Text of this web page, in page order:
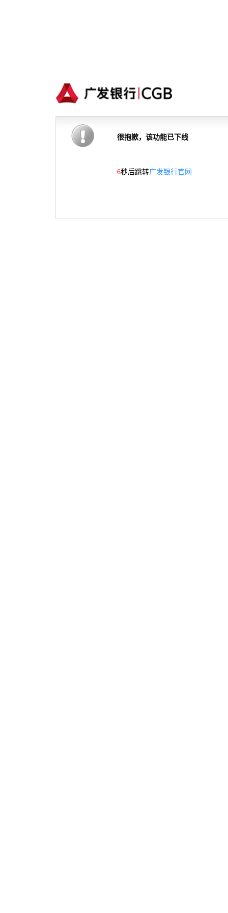
很抱歉，该功能已下线
6秒后跳转广发银行官网